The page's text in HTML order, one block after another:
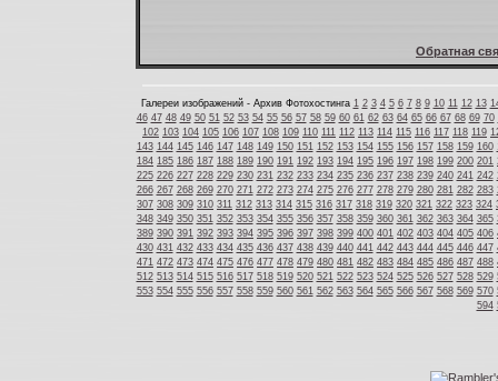
Обратная
Галереи изображений - Архив Фотохостинга 1 2 3 4 5 6 7 8 9 10 11 12 13
46 47 48 49 50 51 52 53 54 55 56 57 58 59 60 61 62 63 64 65 66 67 68 69 70
102 103 104 105 106 107 108 109 110 111 112 113 114 115 116 117 118 119
143 144 145 146 147 148 149 150 151 152 153 154 155 156 157 158 159 160
184 185 186 187 188 189 190 191 192 193 194 195 196 197 198 199 200 201
225 226 227 228 229 230 231 232 233 234 235 236 237 238 239 240 241 242
266 267 268 269 270 271 272 273 274 275 276 277 278 279 280 281 282 283
307 308 309 310 311 312 313 314 315 316 317 318 319 320 321 322 323 324
348 349 350 351 352 353 354 355 356 357 358 359 360 361 362 363 364 365
389 390 391 392 393 394 395 396 397 398 399 400 401 402 403 404 405 406
430 431 432 433 434 435 436 437 438 439 440 441 442 443 444 445 446 447
471 472 473 474 475 476 477 478 479 480 481 482 483 484 485 486 487 488
512 513 514 515 516 517 518 519 520 521 522 523 524 525 526 527 528 529
553 554 555 556 557 558 559 560 561 562 563 564 565 566 567 568 569 570
594